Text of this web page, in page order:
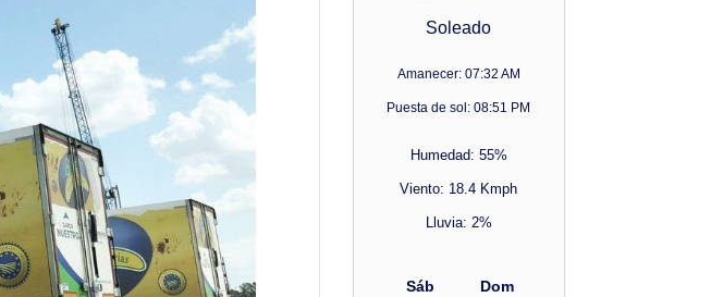
Soleado
Amanecer: 07:32 AM
Puesta de sol: 08:51 PM
Humedad: 55%
Viento: 18.4 Kmph
Lluvia: 2%
Sáb Dom